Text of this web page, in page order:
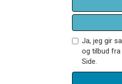
Ja, jeg gir
og tilbud fra
Side.